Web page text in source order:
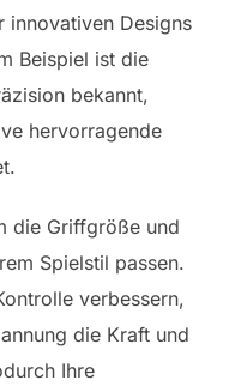
innovativen Designs
Beispiel ist die
bekannt,
hervorragende
die Griffgröße und
Spielstil passen.
verbessern,
die Kraft und
Ihre